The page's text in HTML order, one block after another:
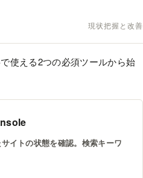
現状把握と改善
使える2つの必須ツールから始
イトの状態を確認。検索キーワ